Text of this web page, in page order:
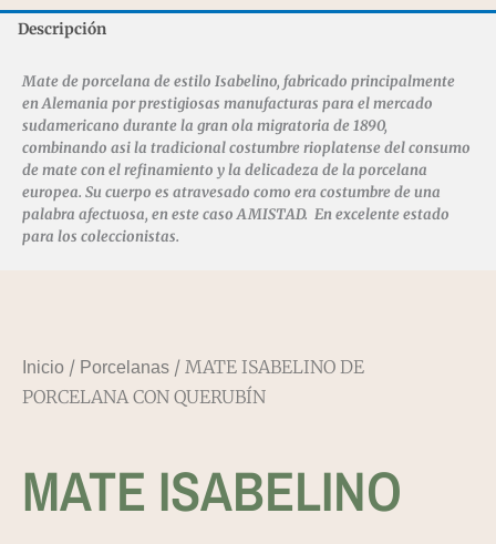
Descripción
Mate de porcelana de estilo Isabelino, fabricado principalmente
en Alemania por prestigiosas manufacturas para el mercado
sudamericano durante la gran ola migratoria de 1890,
combinando asi la tradicional costumbre rioplatense del consumo
de mate con el refinamiento y la delicadeza de la porcelana
europea. Su cuerpo es atravesado como era costumbre de una
palabra afectuosa, en este caso AMISTAD. En excelente estado
para los coleccionistas.
Inicio / Porcelanas / MATE ISABELINO DE
PORCELANA CON QUERUBÍN
MATE ISABELINO